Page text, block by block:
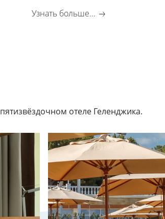
российской гостиничной сети
Узнать больше...
отеле Геленджика.